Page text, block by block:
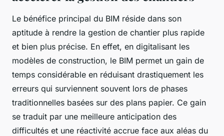
Le bénéfice principal du BIM réside dans son
aptitude à rendre la gestion de chantier plus rapide
et bien plus précise. En effet, en digitalisant les
modèles de construction, le BIM permet un gain de
temps considérable en réduisant drastiquement les
erreurs qui surviennent souvent lors de phases
traditionnelles basées sur des plans papier. Ce gain
se traduit par une meilleure anticipation des
difficultés et une réactivité accrue face aux aléas du